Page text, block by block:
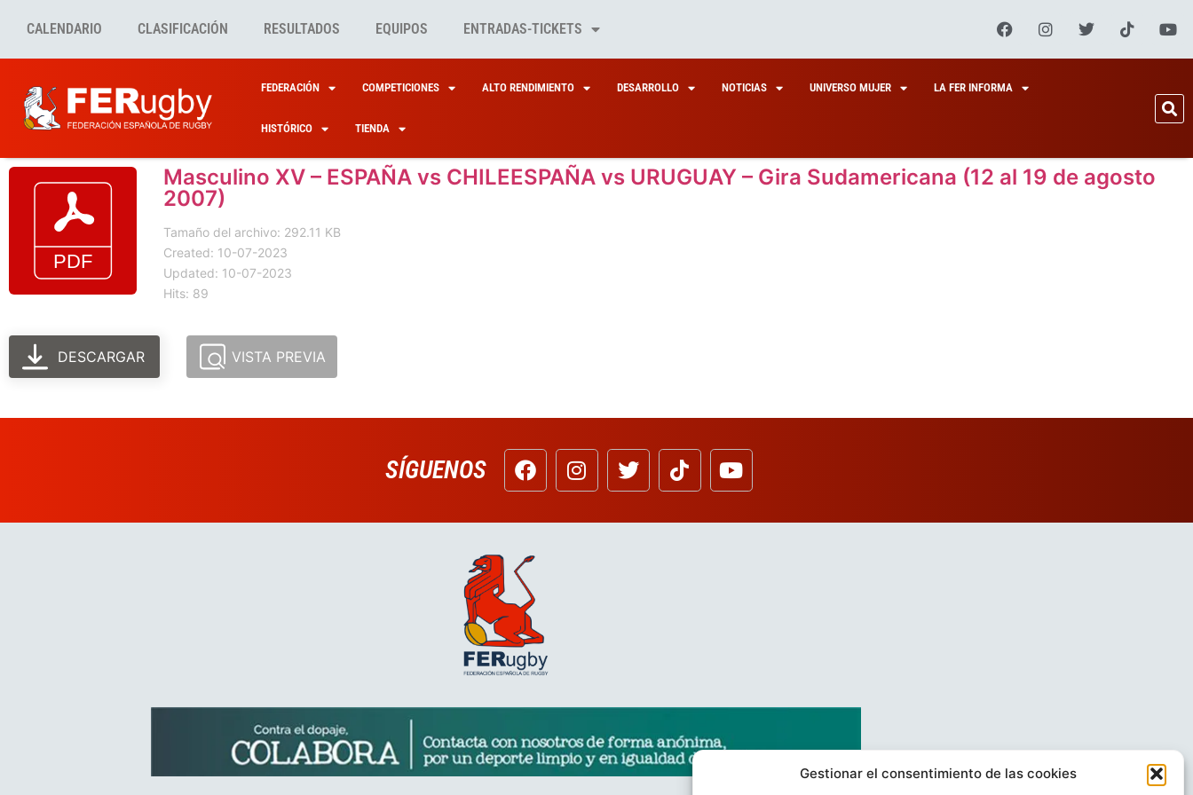
Gestionar el consentimiento de las cookies
CALENDARIO CLASIFICACIÓN RESULTADOS EQUIPOS ENTRADAS-TICKETS
FEDERACIÓN COMPETICIONES ALTO RENDIMIENTO DESARROLLO NOTICIAS UNIVERSO MUJER LA FER INFORMA
HISTÓRICO TIENDA
Masculino XV – ESPAÑA vs CHILEESPAÑA vs URUGUAY – Gira Sudamericana (12 al 19 de agosto
2007)
Tamaño del archivo: 292.11 KB
Created: 10-07-2023
Updated: 10-07-2023
Hits: 89
DESCARGAR VISTA PREVIA
SÍGUENOS